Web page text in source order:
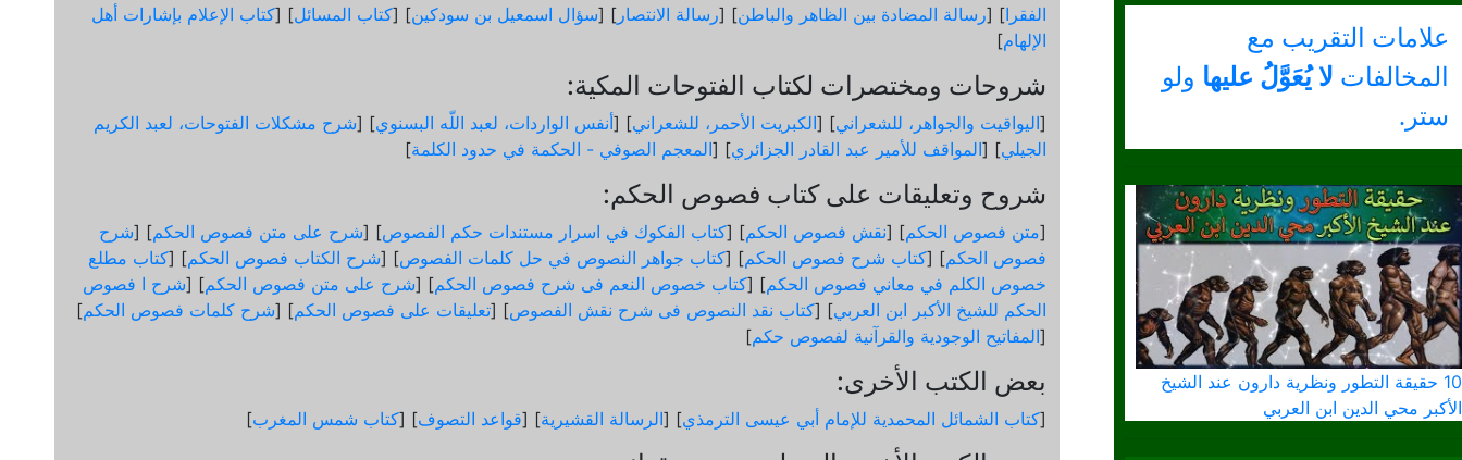
علامات التقريب مع
المخالفات لا يُعَوَّلُ عليها ولو
ستر.
10 حقيقة التطور ونظرية دارون عند الشيخ
الأكبر محي الدين ابن العربي
الفقرا] [رسالة المضادة بين الظاهر والباطن] [رسالة الانتصار ] [سؤال اسمعيل بن سودكين] [كتاب المسائل] [كتاب الإعلام بإشارات أهل
الإلهام]
شروحات ومختصرات لكتاب الفتوحات المكية:
[اليواقيت والجواهر، للشعراني] [الكبريت الأحمر، للشعراني] [أنفس الواردات، لعبد اللّه البسنوي] [شرح مشكلات الفتوحات، لعبد الكريم
الجيلي] [المواقف للأمير عبد القادر الجزائري] [المعجم الصوفي - الحكمة في حدود الكلمة]
شروح وتعليقات على كتاب فصوص الحكم:
[متن فصوص الحكم] [نقش فصوص الحكم] [كتاب الفكوك في اسرار مستندات حكم الفصوص] [شرح على متن فصوص الحكم] [شرح
فصوص الحكم] [كتاب شرح فصوص الحكم] [كتاب جواهر النصوص في حل كلمات الفصوص] [شرح الكتاب فصوص الحكم] [كتاب مطلع
خصوص الكلم في معاني فصوص الحكم] [كتاب خصوص النعم فى شرح فصوص الحكم] [شرح على متن فصوص الحكم] [شرح ا فصوص
الحكم للشيخ الأكبر ابن العربي] [كتاب نقد النصوص فى شرح نقش الفصوص] [تعليقات على فصوص الحكم] [شرح كلمات فصوص الحكم]
[المفاتيح الوجودية والقرآنیة لفصوص حكم]
بعض الكتب الأخرى:
[كتاب الشمائل المحمدية للإمام أبي عيسى الترمذي] [الرسالة القشيرية] [قواعد التصوف] [كتاب شمس المغرب]